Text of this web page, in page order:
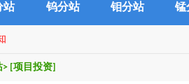
站 钨分站 钼分站 锰
> [项目投资]